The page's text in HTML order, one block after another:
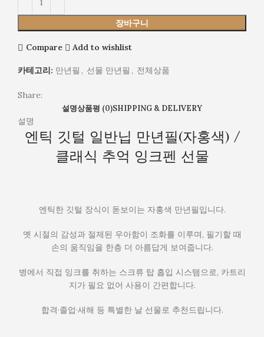
/
클
래
추
크
선
물
장바구니
Compare Add to wishlist
카테고리: 만년필 , 선물 만년필 , 전체상품
Share:
설명상품평 (0)SHIPPING & DELIVERY
설명
엔틱 깃털 일반닙 만년필(자홍색) /
클래식 추억 잉크펜 선물
엔틱한 깃털 장식이 돋보이는 자홍색 만년필입니다.
옛 시절의 감성과 절제된 우아함이 조화를 이루며, 필기할 때
손의 움직임을 한층 더 아름답게 보여줍니다.
병에서 직접 잉크를 취하는 스크류 탑 흡입 시스템으로, 카트리
지가 필요 없어 사용이 간편합니다.
합격·졸업·새해 등 특별한 날 선물로 추천드립니다.